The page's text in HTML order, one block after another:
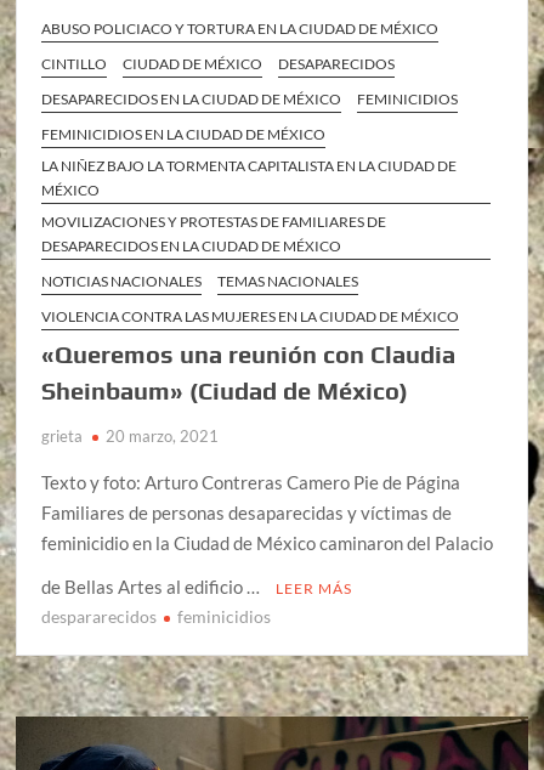
ABUSO POLICIACO Y TORTURA EN LA CIUDAD DE MÉXICO
CINTILLO
CIUDAD DE MÉXICO
DESAPARECIDOS
DESAPARECIDOS EN LA CIUDAD DE MÉXICO
FEMINICIDIOS
FEMINICIDIOS EN LA CIUDAD DE MÉXICO
LA NIÑEZ BAJO LA TORMENTA CAPITALISTA EN LA CIUDAD DE
MÉXICO
MOVILIZACIONES Y PROTESTAS DE FAMILIARES DE
DESAPARECIDOS EN LA CIUDAD DE MÉXICO
NOTICIAS NACIONALES
TEMAS NACIONALES
VIOLENCIA CONTRA LAS MUJERES EN LA CIUDAD DE MÉXICO
«Queremos una reunión con Claudia
Sheinbaum» (Ciudad de México)
grieta 20 marzo, 2021
Texto y foto: Arturo Contreras Camero Pie de Página
Familiares de personas desaparecidas y víctimas de
feminicidio en la Ciudad de México caminaron del Palacio
de Bellas Artes al edificio …
LEER MÁS
despararecidos feminicidios